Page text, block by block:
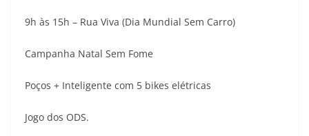
9h às 15h – Rua Viva (Dia Mundial Sem Carro)
Campanha Natal Sem Fome
Poços + Inteligente com 5 bikes elétricas
Jogo dos ODS.